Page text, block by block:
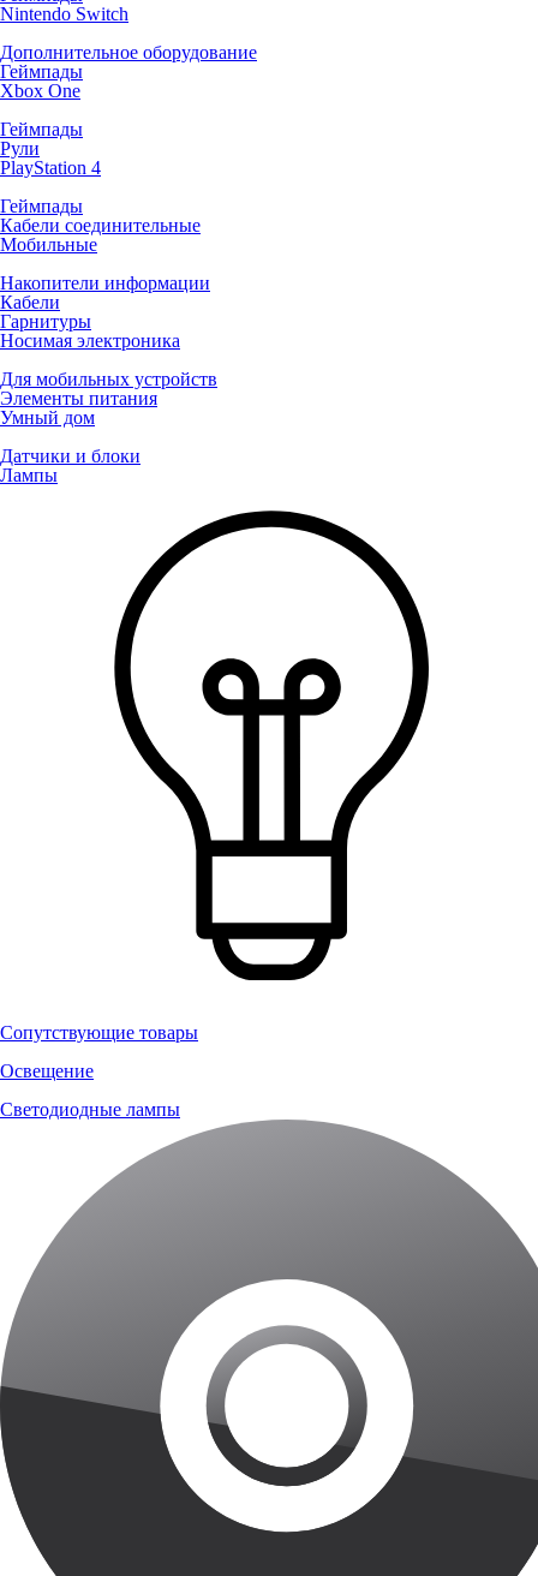
Nintendo Switch
Дополнительное оборудование
Геймпады
Xbox One
Геймпады
Рули
PlayStation 4
Геймпады
Кабели соединительные
Мобильные
Накопители информации
Кабели
Гарнитуры
Носимая электроника
Для мобильных устройств
Элементы питания
Умный дом
Датчики и блоки
Лампы
Сопутствующие товары
Освещение
Светодиодные лампы